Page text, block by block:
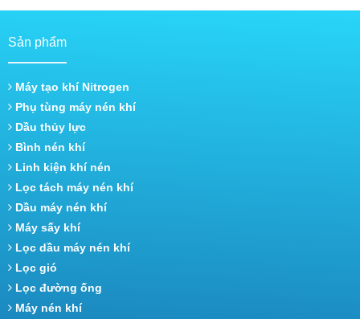
Sản phẩm
Máy tạo khí Nitrogen
Phụ tùng máy nén khí
Dầu thủy lực
Bình nén khí
Linh kiện khí nén
Lọc tách máy nén khí
Dầu máy nén khí
Máy sấy khí
Lọc dầu máy nén khí
Lọc gió
Lọc đường ống
Máy nén khí